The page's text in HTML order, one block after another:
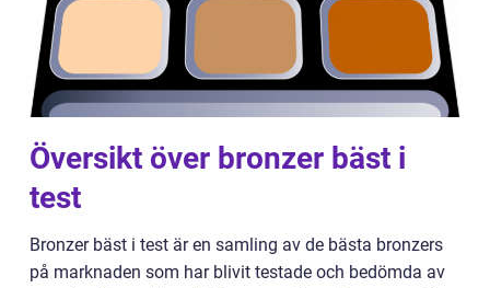
Översikt över bronzer bäst i
test
Bronzer bäst i test är en samling av de bästa bronzers
på marknaden som har blivit testade och bedömda av